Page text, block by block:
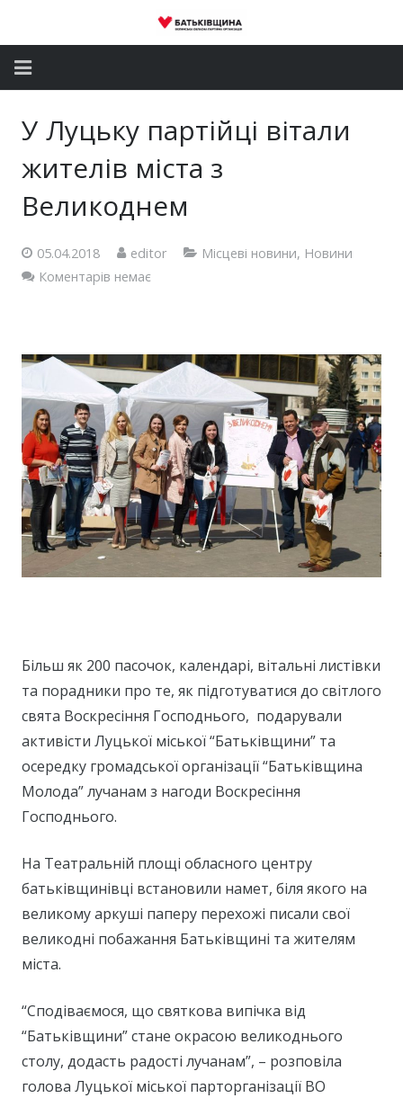
Партія
Громадські приймальні
У Луцьку партійці вітали
жителів міста з
Великоднем
05.04.2018 editor Місцеві новини, Новини
Коментарів немає
Більш як 200 пасочок, календарі, вітальні листівки
та порадники про те, як підготуватися до світлого
свята Воскресіння Господнього, подарували
активісти Луцької міської “Батьківщини” та
осередку громадської організації “Батьківщина
Молода” лучанам з нагоди Воскресіння
Господнього.
На Театральній площі обласного центру
батьківщинівці встановили намет, біля якого на
великому аркуші паперу перехожі писали свої
великодні побажання Батьківщині та жителям
міста.
“Сподіваємося, що святкова випічка від
“Батьківщини” стане окрасою великоднього
столу, додасть радості лучанам”, – розповіла
голова Луцької міської парторганізації ВО